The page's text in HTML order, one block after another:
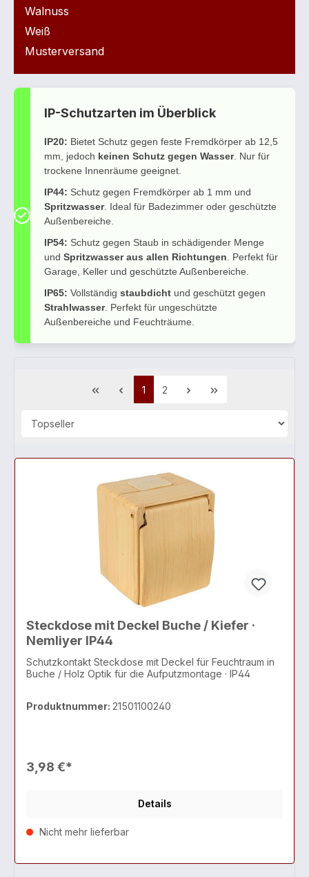
Walnuss
Weiß
Musterversand
IP-Schutzarten im Überblick
IP20: Bietet Schutz gegen feste Fremdkörper ab 12,5
mm, jedoch keinen Schutz gegen Wasser. Nur für
trockene Innenräume geeignet.
IP44: Schutz gegen Fremdkörper ab 1 mm und
Spritzwasser. Ideal für Badezimmer oder geschützte
Außenbereiche.
IP54: Schutz gegen Staub in schädigender Menge
und Spritzwasser aus allen Richtungen . Perfekt für
Garage, Keller und geschützte Außenbereiche.
IP65: Vollständig staubdicht und geschützt gegen
Strahlwasser. Perfekt für ungeschützte
Außenbereiche und Feuchträume.
1 2
Steckdose mit Deckel Buche / Kiefer ·
Nemliyer IP44
Schutzkontakt Steckdose mit Deckel für Feuchtraum in
Buche / Holz Optik für die Aufputzmontage · IP44
Produktnummer: 21501100240
3,98 €*
Details
Nicht mehr lieferbar